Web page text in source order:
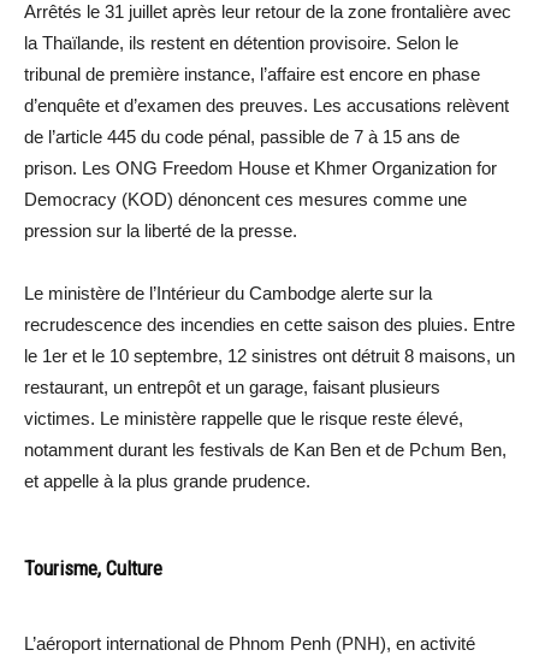
Arrêtés le 31 juillet après leur retour de la zone frontalière avec
la Thaïlande, ils restent en détention provisoire. Selon le
tribunal de première instance, l’affaire est encore en phase
d’enquête et d’examen des preuves. Les accusations relèvent
de l’article 445 du code pénal, passible de 7 à 15 ans de
prison. Les ONG Freedom House et Khmer Organization for
Democracy (KOD) dénoncent ces mesures comme une
pression sur la liberté de la presse.
Le ministère de l’Intérieur du Cambodge alerte sur la
recrudescence des incendies en cette saison des pluies. Entre
le 1er et le 10 septembre, 12 sinistres ont détruit 8 maisons, un
restaurant, un entrepôt et un garage, faisant plusieurs
victimes. Le ministère rappelle que le risque reste élevé,
notamment durant les festivals de Kan Ben et de Pchum Ben,
et appelle à la plus grande prudence.
Tourisme, Culture
L’aéroport international de Phnom Penh (PNH), en activité